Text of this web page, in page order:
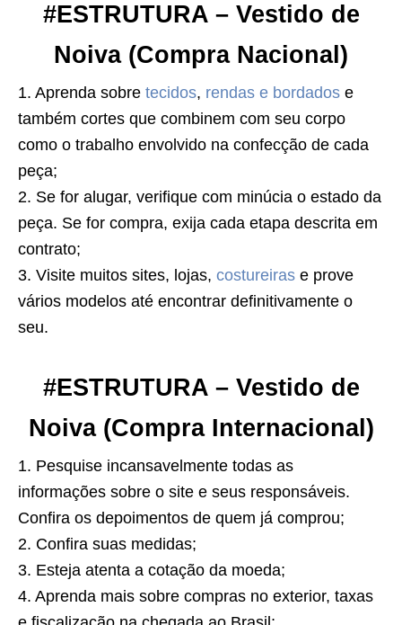
#ESTRUTURA – Vestido de
Noiva (Compra Nacional)
1. Aprenda sobre tecidos, rendas e bordados e
também cortes que combinem com seu corpo
como o trabalho envolvido na confecção de cada
peça;
2. Se for alugar, verifique com minúcia o estado da
peça. Se for compra, exija cada etapa descrita em
contrato;
3. Visite muitos sites, lojas, costureiras e prove
vários modelos até encontrar definitivamente o
seu.
#ESTRUTURA – Vestido de
Noiva (Compra Internacional)
1. Pesquise incansavelmente todas as
informações sobre o site e seus responsáveis.
Confira os depoimentos de quem já comprou;
2. Confira suas medidas;
3. Esteja atenta a cotação da moeda;
4. Aprenda mais sobre compras no exterior, taxas